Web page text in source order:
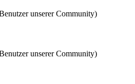
unserer Community)
unserer Community)